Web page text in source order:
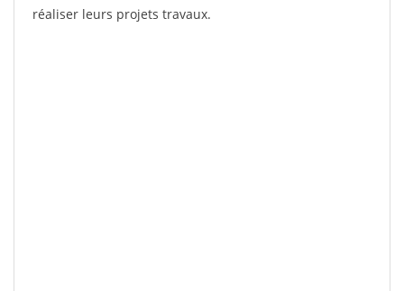
réaliser leurs projets travaux.